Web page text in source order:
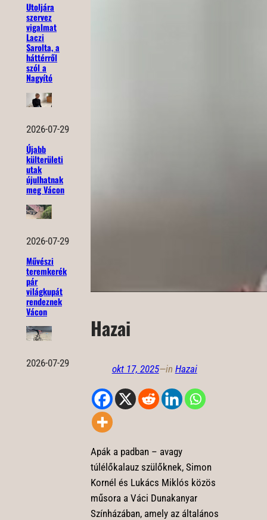
Utoljára
szervez
vigalmat
Laczi
Sarolta, a
háttérről
szól a
Nagyító
2026-07-29
Újabb
külterületi
utak
újulhatnak
meg Vácon
2026-07-29
Művészi
teremkerék
pár
világkupát
rendeznek
Vácon
2026-07-29
Hazai
okt 17, 2025—in Hazai
Apák a padban – avagy
túlélőkalauz szülőknek, Simon
Kornél és Lukács Miklós közös
műsora a Váci Dunakanyar
Színházában, amely az általános